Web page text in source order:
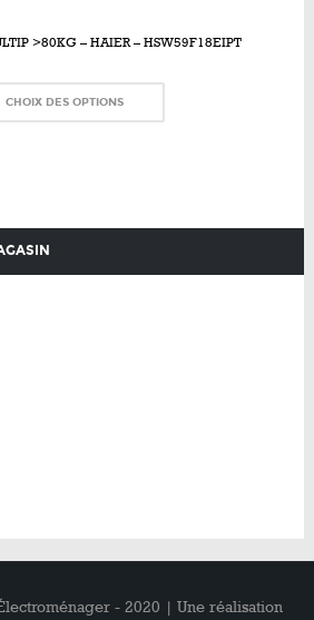
>80KG – HAIER – HSW59F18EIPT
CHOIX DES OPTIONS
- 2020 | Une réalisation